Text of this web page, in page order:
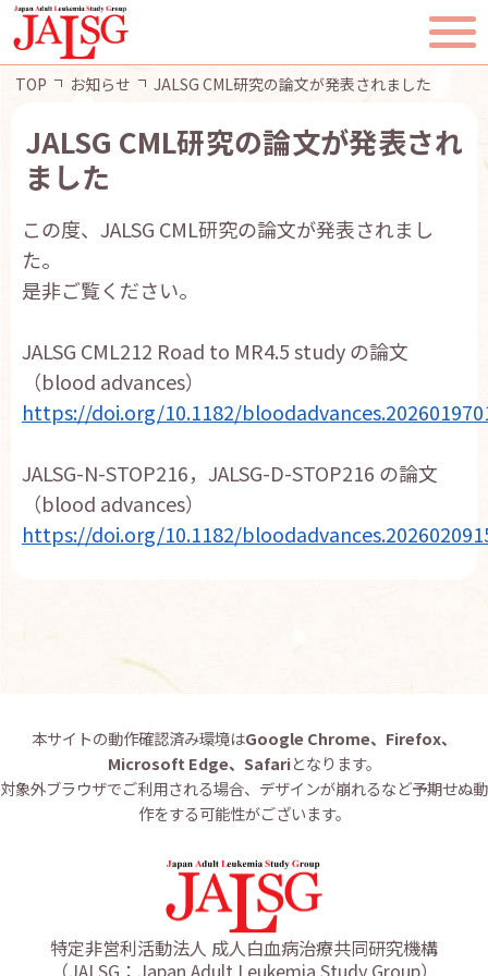
一般・患者様へ
English
TOP お知らせ JALSG CML研究の論文が発表されました
JALSG CML研究の論文が発表され
ました
この度、JALSG CML研究の論文が発表されまし
た。
是非ご覧ください。
JALSG CML212 Road to MR4.5 study の論文
（blood advances）
https://doi.org/10.1182/
JALSG-N-STOP216，JALSG-D-STOP216 の論文
（blood advances）
https://doi.org/10.1182/
本サイトの動作確認済み環境はGoogle Chrome、Firefox、
Microsoft Edge、Safariとなります。
対象外ブラウザでご利用される場合、デザインが崩れるなど予期せぬ動
作をする可能性がございます。
特定非営利活動法人 成人白血病治療共同研究機構